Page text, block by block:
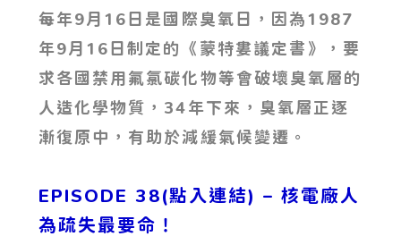
每年9月16日是國際臭氧日，因為1987
年9月16日制定的《蒙特婁議定書》，要
求各國禁用氟氯碳化物等會破壞臭氧層的
人造化學物質，34年下來，臭氧層正逐
漸復原中，有助於減緩氣候變遷。
EPISODE 38(點入連結) – 核電廠人
為疏失最要命！